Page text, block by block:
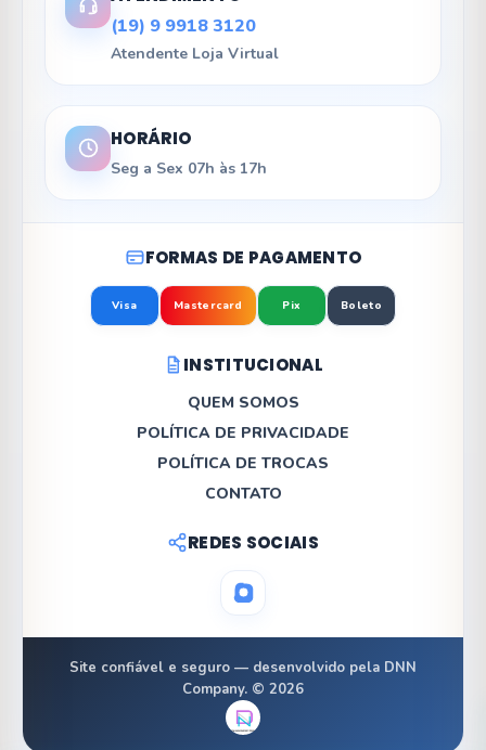
(19) 9 9918 3120
Atendente Loja Virtual
HORÁRIO
Seg a Sex 07h às 17h
FORMAS DE PAGAMENTO
Visa Mastercard Pix Boleto
INSTITUCIONAL
QUEM SOMOS
POLÍTICA DE PRIVACIDADE
POLÍTICA DE TROCAS
CONTATO
REDES SOCIAIS
Site confiável e seguro — desenvolvido pela DNN
Company. © 2026